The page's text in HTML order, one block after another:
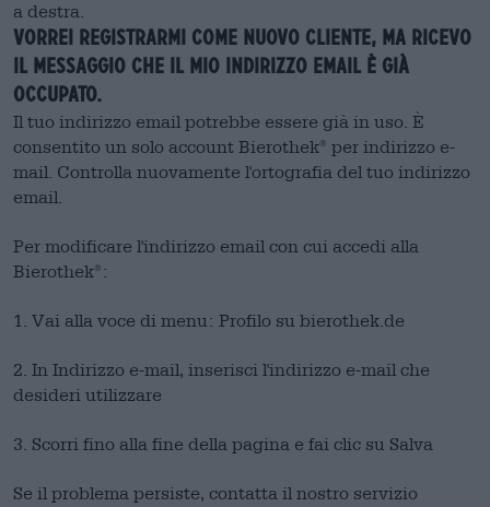
a destra.
Vorrei registrarmi come nuovo cliente, ma ricevo
il messaggio che il mio indirizzo email è già
occupato.
Il tuo indirizzo email potrebbe essere già in uso. È
consentito un solo account Bierothek® per indirizzo e-
mail. Controlla nuovamente l'ortografia del tuo indirizzo
email.
Per modificare l'indirizzo email con cui accedi alla
Bierothek® :
1. Vai alla voce di menu: Profilo su bierothek.de
2. In Indirizzo e-mail, inserisci l'indirizzo e-mail che
desideri utilizzare
3. Scorri fino alla fine della pagina e fai clic su Salva
Se il problema persiste, contatta il nostro servizio